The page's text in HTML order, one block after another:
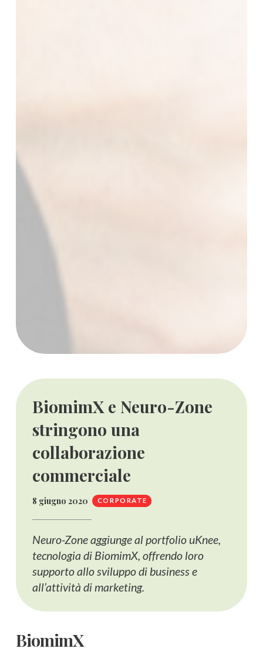
BiomimX e Neuro-Zone
stringono una
collaborazione
commerciale
8 giugno 2020 CORPORATE
Neuro-Zone aggiunge al portfolio uKnee,
tecnologia di BiomimX, offrendo loro
supporto allo sviluppo di business e
all’attività di marketing.
BiomimX